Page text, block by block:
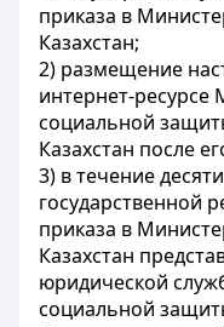
приказа в
Казахстан;
2) размещение
интернет-ресурсе
социальной
Казахстан после
3) в течение
государственной
приказа в
Казахстан
юридической
социальной